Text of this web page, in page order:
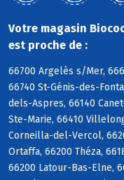
Votre magasin
est proche de :
66700 Argelès s/Mer,
66740 St-Génis-des-
dels-Aspres, 66140
Ste-Marie, 66410
Corneilla-del-Vercol,
Ortaffa, 66200 Théza,
66200 Latour-Bas-Elne,